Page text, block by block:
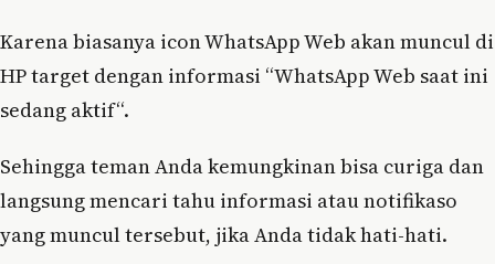
Karena biasanya icon WhatsApp Web akan muncul di
HP target dengan informasi “WhatsApp Web saat ini
sedang aktif“.
Sehingga teman Anda kemungkinan bisa curiga dan
langsung mencari tahu informasi atau notifikaso
yang muncul tersebut, jika Anda tidak hati-hati.